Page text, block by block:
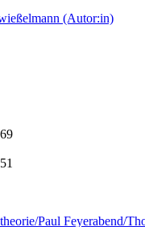
(Autor:in)
Paul Feyerabend/